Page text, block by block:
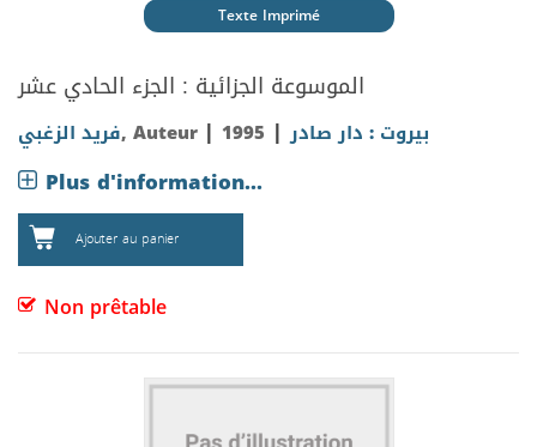
Texte Imprimé
الموسوعة الجزائية : الجزء الحادي عشر
فريد الزغبي, Auteur | بيروت : دار صادر|
1995
Plus d'information...
Ajouter au panier
Non prêtable